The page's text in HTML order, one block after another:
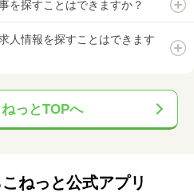
を探すことはできますか？
人情報を探すことはできます
っとTOPへ
ねっと公式アプリ